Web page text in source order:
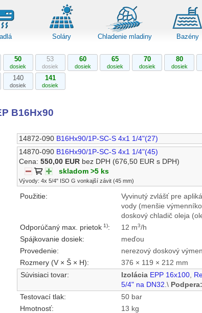
Soláry Chladenie mladiny Bazény
50
dosiek
53
dosiek
60
dosiek
65
dosiek
70
dosiek
80
dosiek
140
dosiek
141
dosiek
B16Hx90
14872-090 B16Hx90/1P-SC-S 4x1 1/4"(27)
14870-090 B16Hx90/1P-SC-S 4x1 1/4"(45)
Cena: 550,00 EURbez DPH (676,50 EUR s DPH)
skladom >5 ks
Vývody: 4x 5/4" ISO G vonkajší závit (45 mm)
Použitie:
Vyvinutý zvlášť pre
vody (menšie
doskový chladič oleja
Odporúčaný max. prietok 1): 12 m3/h
Spájkovanie dosiek:
meďou
Provedenie:
nerezový doskový
Rozmery (V × Š × H):
376 × 119 × 212 mm
Súvisiaci tovar:
Izolácia EPP 16x100
5/4" na DN32 .\ Podpera:
Testovací tlak:
50 bar
Hmotnosť:
13 kg